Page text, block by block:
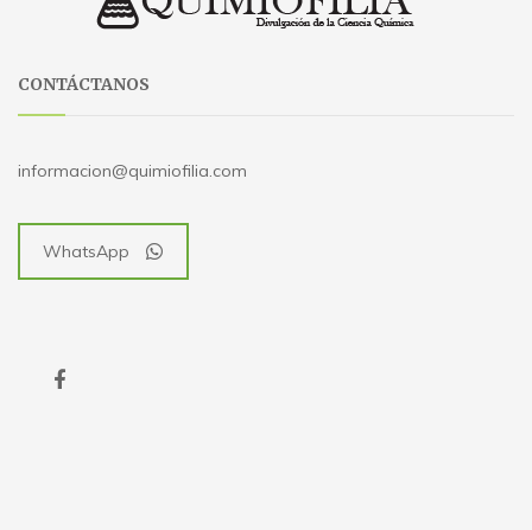
CONTÁCTANOS
informacion@quimiofilia.com
WhatsApp